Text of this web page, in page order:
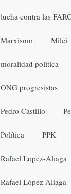
lucha contra las
Marxismo Milei
moralidad política
ONG progresistas
Pedro Castillo
Política PPK
Rafael Lopez-Aliaga
Rafael López Aliaga